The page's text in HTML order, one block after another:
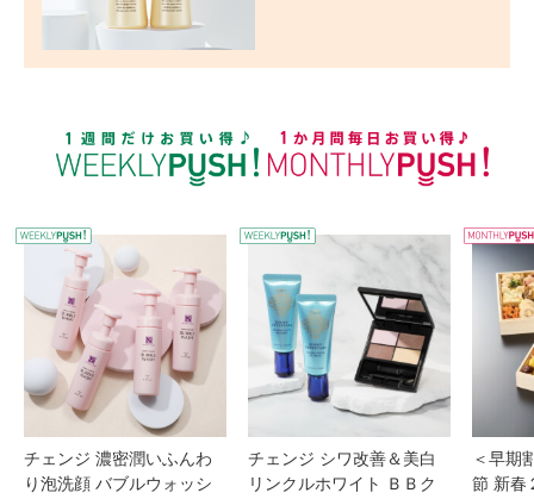
WEEKLY PUSH
チェンジ 濃密潤いふんわ
り泡洗顔 バブルウォッシ
チェンジ シワ改善＆美白
リンクルホワイト ＢＢク
＜早期
節 新春